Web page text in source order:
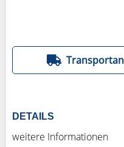
DETAILS
weitere Informationen